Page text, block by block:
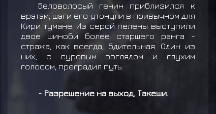
Беловолосый генин приблизился к
вратам, шаги его утонули в привычном для
Кири тумане. Из серой пелены выступили
двое шиноби более старшего ранга -
стража, как всегда, бдительная. Один из
них, с суровым взглядом и глухим
голосом, преградил путь:
- Разрешение на выход, Такеши.